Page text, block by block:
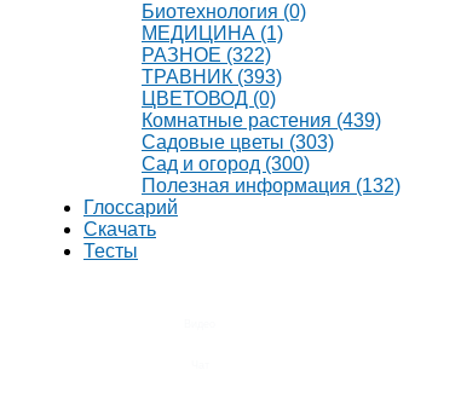
Биотехнология (0)
МЕДИЦИНА (1)
РАЗНОЕ (322)
ТРАВНИК (393)
ЦВЕТОВОД (0)
Комнатные растения (439)
Садовые цветы (303)
Сад и огород (300)
Полезная информация (132)
Глоссарий
Скачать
Тесты